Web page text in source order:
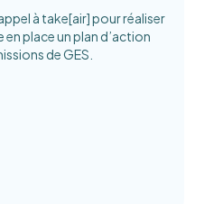
à take[air] pour réaliser
place un plan d’action
de GES.